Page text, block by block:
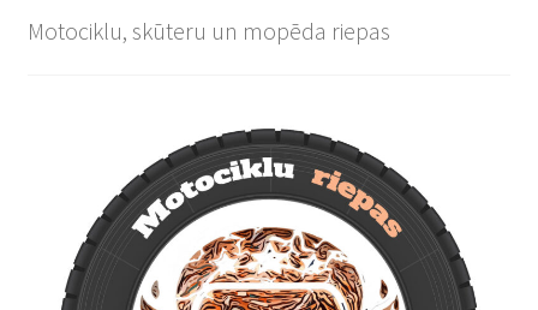
Motociklu, skūteru un mopēda riepas